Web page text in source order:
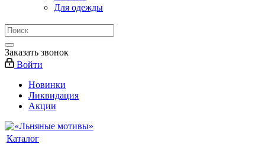
Для одежды
Заказать звонок
Войти
Новинки
Ликвидация
Акции
Каталог